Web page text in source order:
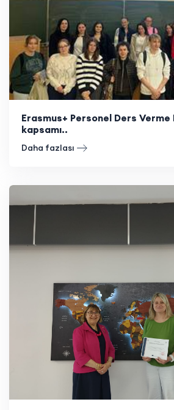
Erasmus+ Personel Ders
kapsamı..
Daha fazlası